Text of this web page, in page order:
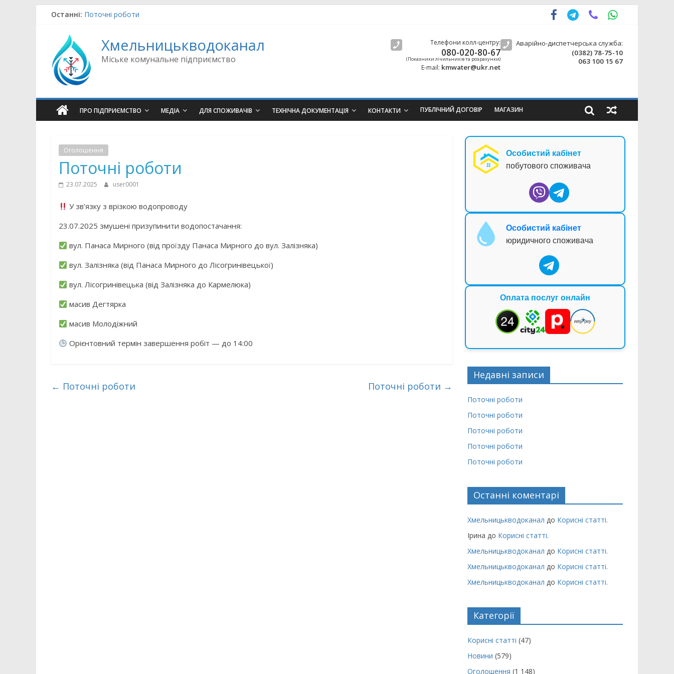
Останні: Поточні роботи
Поточні роботи
Поточні роботи
Хмельницькводоканал
Міське комунальне підприємство
Телефони колл-центру:
080-020-80-67
(Показники лічильників та розрахунки)
E-mail: kmwater@ukr.net
Аварійно-диспетчерська служба:
(0382) 78-75-10
063 100 15 67
ПРО ПІДПРИЄМСТВО МЕДІА ДЛЯ СПОЖИВАЧІВ ТЕХНІЧНА ДОКУМЕНТАЦІЯ КОНТАКТИ ПУБЛІЧНИЙ ДОГОВІР МАГАЗИН
Оголошення
Поточні роботи
23.07.2025 user0001
У зв’язку з врізкою водопроводу
23.07.2025 змушені призупинити водопостачання:
вул. Панаса Мирного (від проїзду Панаса Мирного до вул. Залізняка)
вул. Залізняка (від Панаса Мирного до Лісогринівецької)
вул. Лісогринівецька (від Залізняка до Кармелюка)
масив Дегтярка
масив Молодіжний
Орієнтовний термін завершення робіт — до 14:00
← Поточні роботи Поточні роботи →
Особистий кабінет
побутового споживача
Особистий кабінет
юридичного споживача
Оплата послуг онлайн
Недавні записи
Поточні роботи
Поточні роботи
Поточні роботи
Поточні роботи
Поточні роботи
Останні коментарі
Хмельницькводоканал до Корисні статті.
Ірина до Корисні статті.
Хмельницькводоканал до Корисні статті.
Хмельницькводоканал до Корисні статті.
Хмельницькводоканал до Корисні статті.
Категорії
Корисні статті (47)
Новини (579)
Оголошення (1 148)